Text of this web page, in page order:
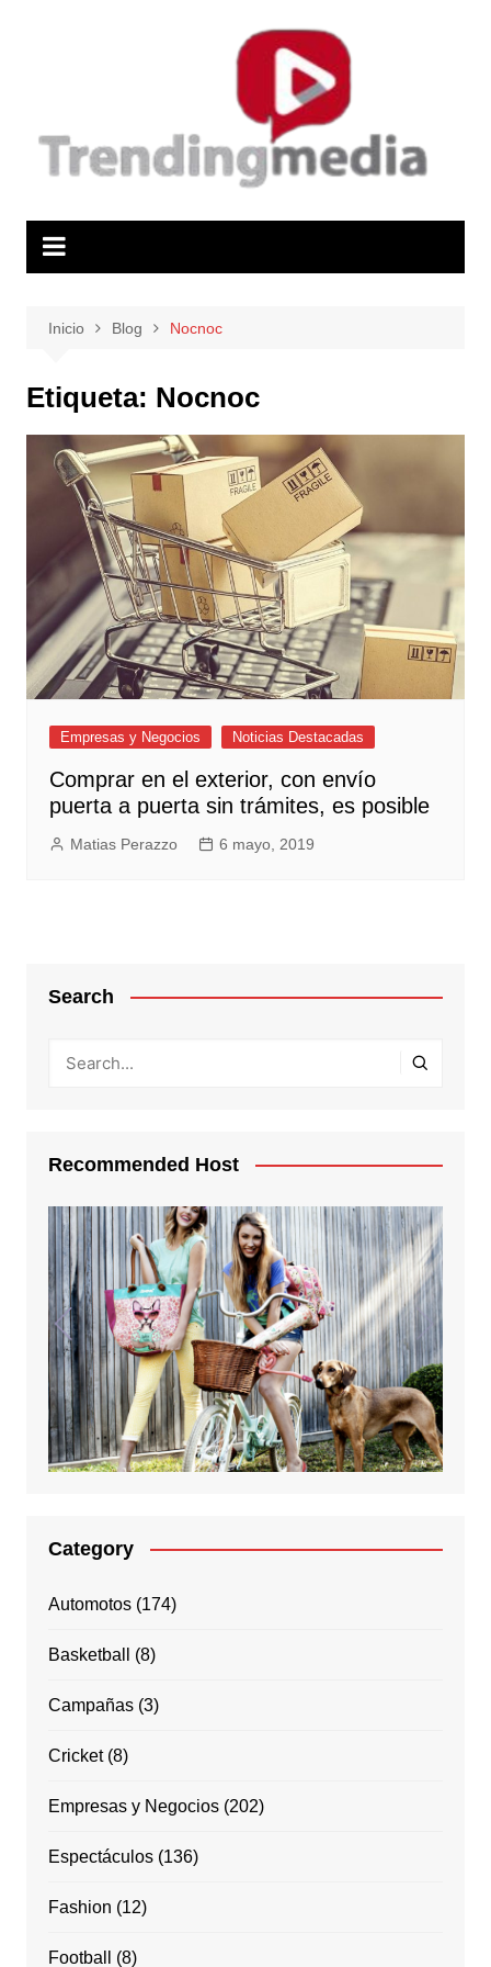
Inicio Blog Nocnoc
Etiqueta: Nocnoc
Empresas y Negocios Noticias Destacadas
Comprar en el exterior, con envío
puerta a puerta sin trámites, es posible
Matias Perazzo 6 mayo, 2019
Search
Recommended Host
Category
Automotos(174)
Basketball (8)
Campañas(3)
Cricket(8)
Empresas y Negocios(202)
Espectáculos(136)
Fashion (12)
Football (8)